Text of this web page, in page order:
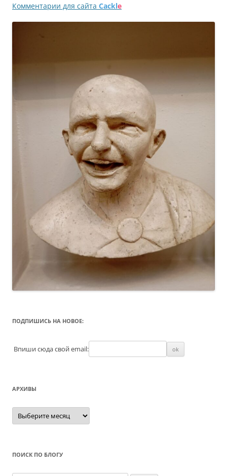
записям
Комментарии для сайта Cackle
ПОДПИШИСЬ НА НОВОЕ:
Впиши сюда свой email:
АРХИВЫ
Архивы
ПОИСК ПО БЛОГУ